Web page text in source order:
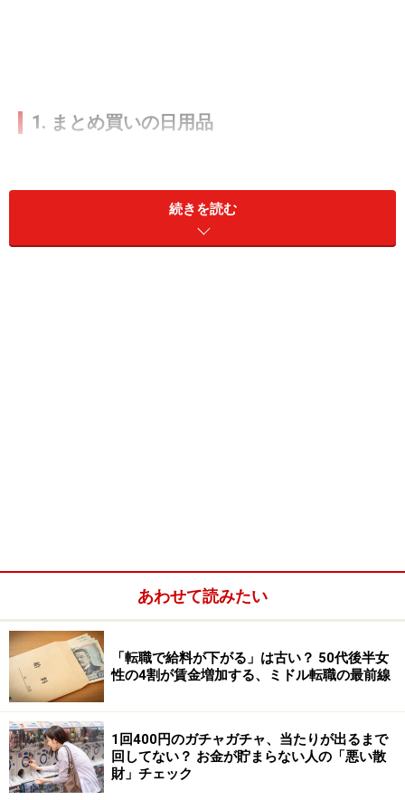
1. まとめ買いの日用品
者もシャンプーやコンディショナーを買ったことがあり
ますが、そのときは商品4つがまとめ買いで1500円と、
日用品のまとめ買いは、確実にずっと使用する可能性が
高いものを選び、保管場所をきちんと確保してから購入
続きを読む
あわせて読みたい
「転職で給料が下がる」は古い？ 50代後半女
性の4割が賃金増加する、ミドル転職の最前線
1回400円のガチャガチャ、当たりが出るまで
回してない？ お金が貯まらない人の「悪い散
財」チェック